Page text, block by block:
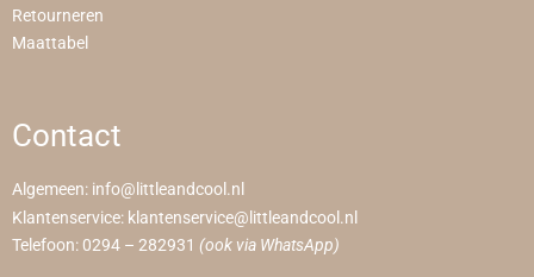
Retourneren
Maattabel
Contact
Algemeen: info@littleandcool.nl
Klantenservice: klantenservice@littleandcool.nl
Telefoon: 0294 – 282931 (ook via WhatsApp)